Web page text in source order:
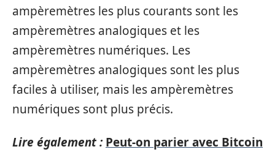
ampèremètres les plus courants sont les
ampèremètres analogiques et les
ampèremètres numériques. Les
ampèremètres analogiques sont les plus
faciles à utiliser, mais les ampèremètres
numériques sont plus précis.
Lire également : Peut-on parier avec Bitcoin